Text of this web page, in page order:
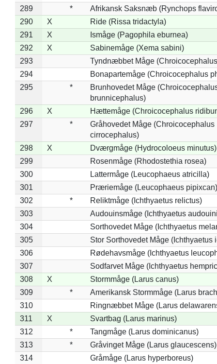
289
*
Afrikansk Saksnæb (Rynchops
290
X
Ride (Rissa tridactyla)
291
X
Ismåge (Pagophila eburnea)
292
X
Sabinemåge (Xema sabini)
293
Tyndnæbbet Måge
294
Bonapartemåge (Chroicocephalus
295
*
Brunhovedet Måge
brunnicephalus)
296
X
Hættemåge (Chroicocephalus
297
*
Gråhovedet Måge (Chroicocephalus
cirrocephalus)
298
X
Dværgmåge (Hydrocoloeus minutus)
299
Rosenmåge (Rhodostethia rosea)
300
Lattermåge (Leucophaeus atricilla)
301
Præriemåge (Leucophaeus pipixcan)
302
*
Reliktmåge (Ichthyaetus relictus)
303
Audouinsmåge (Ichthyaetus
304
Sorthovedet Måge (Ichthyaetus
305
Stor Sorthovedet Måge (Ichthyaetus
306
Rødehavsmåge (Ichthyaetus
307
Sodfarvet Måge (Ichthyaetus
308
X
Stormmåge (Larus canus)
309
*
Amerikansk Stormmåge (Larus
310
Ringnæbbet Måge (Larus
311
X
Svartbag (Larus marinus)
312
*
Tangmåge (Larus dominicanus)
313
*
Gråvinget Måge (Larus glaucescens)
314
Gråmåge (Larus hyperboreus)